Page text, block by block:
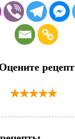
рецепт